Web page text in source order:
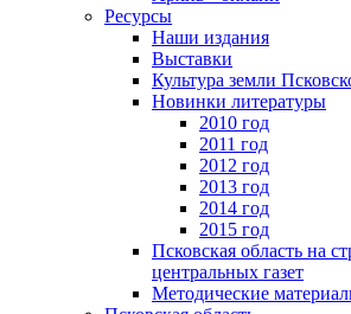
Ресурсы
Наши издания
Выставки
Культура земли
Новинки литературы
2010 год
2011 год
2012 год
2013 год
2014 год
2015 год
Псковская область на
центральных газет
Методические